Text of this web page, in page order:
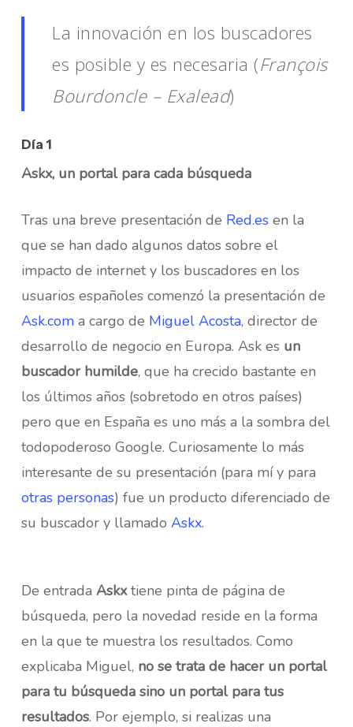
La innovación en los buscadores
es posible y es necesaria (François
Bourdoncle – Exalead)
Día 1
Askx, un portal para cada búsqueda
Tras una breve presentación de Red.esen la
que se han dado algunos datos sobre el
impacto de internet y los buscadores en los
usuarios españoles comenzó la presentación de
Ask.coma cargo de Miguel Acosta, director de
desarrollo de negocio en Europa. Ask es un
buscador humilde, que ha crecido bastante en
los últimos años (sobretodo en otros países)
pero que en España es uno más a la sombra del
todopoderoso Google. Curiosamente lo más
interesante de su presentación (para mí y para
otras personas) fue un producto diferenciado de
su buscador y llamado Askx.
De entrada Askxtiene pinta de página de
búsqueda, pero la novedad reside en la forma
en la que te muestra los resultados. Como
explicaba Miguel, no se trata de hacer un portal
para tu búsqueda sino un portal para tus
resultados. Por ejemplo, si realizas una